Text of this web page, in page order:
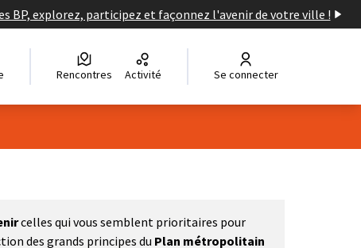
BP, explorez, participez et façonnez l'avenir de votre ville !
Rencontres Activité Se connecter
celles qui vous semblent prioritaires pour
des grands principes du Plan métropolitain